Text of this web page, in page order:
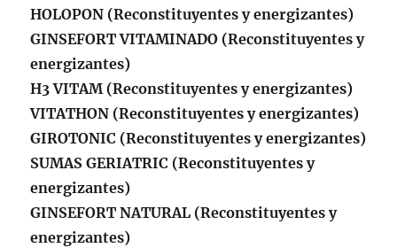
HOLOPON (Reconstituyentes y energizantes)
GINSEFORT VITAMINADO (Reconstituyentes y
energizantes)
H3 VITAM (Reconstituyentes y energizantes)
VITATHON (Reconstituyentes y energizantes)
GIROTONIC (Reconstituyentes y energizantes)
SUMAS GERIATRIC (Reconstituyentes y
energizantes)
GINSEFORT NATURAL (Reconstituyentes y
energizantes)